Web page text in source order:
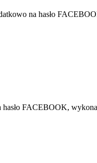
na hasło
FACEBOOK,